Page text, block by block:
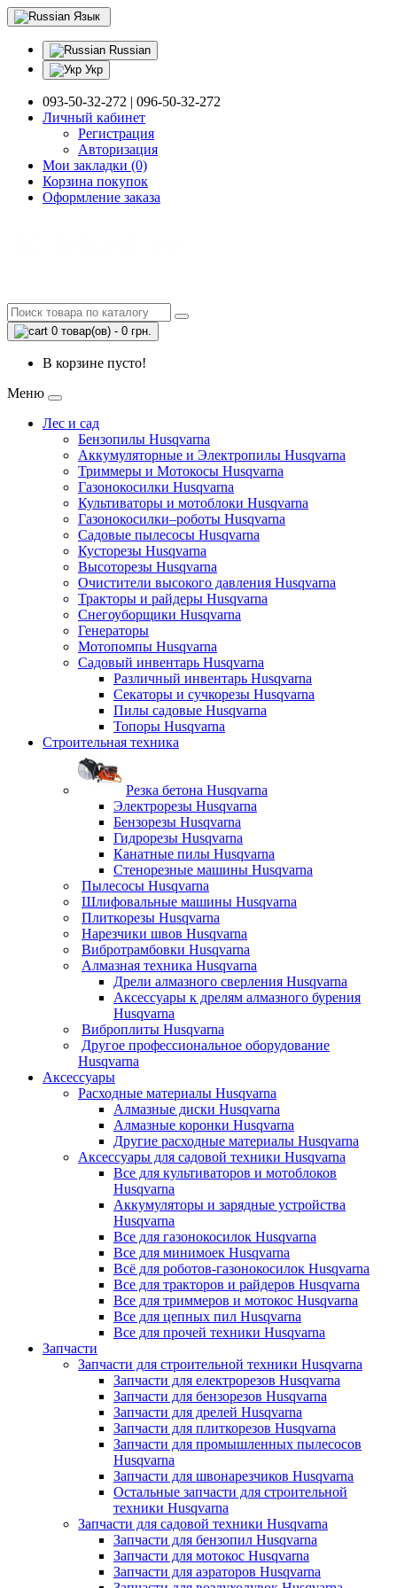
Язык
Russian
Укр
093-50-32-272 | 096-50-32-272
Личный кабинет
Регистрация
Авторизация
Мои закладки (0)
Корзина покупок
Оформление заказа
0 товар(ов) - 0 грн.
В корзине пусто!
Меню
Лес и сад
Бензопилы Husqvarna
Аккумуляторные и Электропилы Нusqvarna
Триммеры и Мотокосы Нusqvarna
Газонокосилки Husqvarna
Культиваторы и мотоблоки Husqvarna
Газонокосилки–роботы Husqvarna
Садовые пылесосы Husqvarna
Кусторезы Husqvarna
Высоторезы Husqvarna
Очистители высокого давления Husqvarna
Тракторы и райдеры Husqvarna
Снегоуборщики Husqvarna
Генераторы
Мотопомпы Husqvarna
Садовый инвентарь Husqvarna
Различный инвентарь Husqvarna
Секаторы и сучкорезы Husqvarna
Пилы садовые Husqvarna
Топоры Husqvarna
Строительная техника
Резка бетона Husqvarna
Электрорезы Husqvarna
Бензорезы Husqvarna
Гидрорезы Husqvarna
Канатные пилы Husqvarna
Стенорезные машины Husqvarna
Пылесосы Husqvarna
Шлифовальные машины Husqvarna
Плиткорезы Husqvarna
Нарезчики швов Husqvarna
Вибротрамбовки Husqvarna
Алмазная техника Husqvarna
Дрели алмазного сверления Husqvarna
Аксессуары к дрелям алмазного бурения
Husqvarna
Виброплиты Husqvarna
Другое профессиональное оборудование
Husqvarna
Аксессуары
Расходные материалы Husqvarna
Алмазные диски Husqvarna
Алмазные коронки Husqvarna
Другие расходные материалы Husqvarna
Аксессуары для садовой техники Husqvarna
Все для культиваторов и мотоблоков
Husqvarna
Аккумуляторы и зарядные устройства
Husqvarna
Все для газонокосилок Husqvarna
Все для минимоек Husqvarna
Всё для роботов-газонокосилок Husqvarna
Все для тракторов и райдеров Husqvarna
Все для триммеров и мотокос Husqvarna
Все для цепных пил Husqvarna
Все для прочей техники Husqvarna
Запчасти
Запчасти для строительной техники Husqvarna
Запчасти для електрорезов Husqvarna
Запчасти для бензорезов Husqvarna
Запчасти для дрелей Husqvarna
Запчасти для плиткорезов Husqvarna
Запчасти для промышленных пылесосов
Husqvarna
Запчасти для швонарезчиков Husqvarna
Остальные запчасти для строительной
техники Husqvarna
Запчасти для садовой техники Husqvarna
Запчасти для бензопил Husqvarna
Запчасти для мотокос Husqvarna
Запчасти для аэраторов Husqvarna